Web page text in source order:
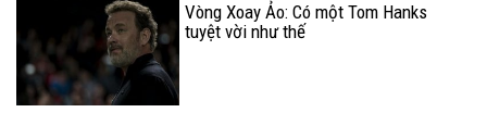
Vòng Xoay Ảo: Có một Tom Hanks
tuyệt vời như thế